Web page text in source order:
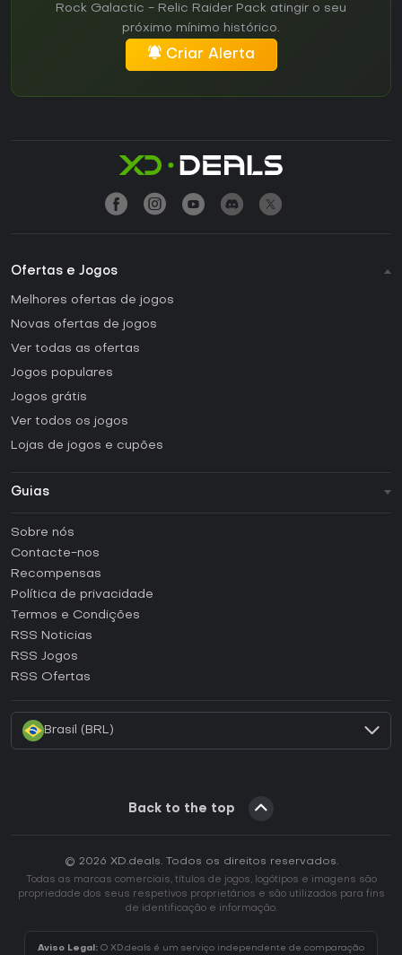
Rock Galactic - Relic Raider Pack atingir o seu
próximo mínimo histórico.
Criar Alerta
Ofertas e Jogos
Melhores ofertas de jogos
Novas ofertas de jogos
Ver todas as ofertas
Jogos populares
Jogos grátis
Ver todos os jogos
Lojas de jogos e cupões
Guias
Como ativar uma CD Key Steam?
Como ativar uma CD Key Epic Games?
Como ativar uma CD Key GOG?
Como ativar uma CD Key Ubisoft Connect?
Como ativar uma CD Key EA App?
Sobre nós
Contacte-nos
Recompensas
Política de privacidade
Termos e Condições
RSS Noticias
RSS Jogos
RSS Ofertas
Brasil (BRL)
Back to the top
© 2026 XD.deals. Todos os direitos reservados.
Todas as marcas comerciais, títulos de jogos, logótipos e imagens são
propriedade dos seus respetivos proprietários e são utilizados para fins
de identificação e informação.
Aviso Legal: O XD.deals é um serviço independente de comparação